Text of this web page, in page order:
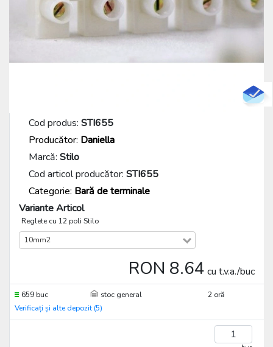
Cod produs: STI655
Producător: Daniella
Marcă: Stilo
Cod articol producător: STI655
Categorie: Bară de terminale
Variante Articol
Reglete cu 12 poli Stilo
10mm2
RON 8.64 cu t.v.a./buc
659 buc stoc general
2 oră
Verificați și alte depozit (5)